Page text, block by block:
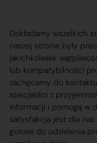
Dokładamy wszelkich
naszej stronie były
jakichkolwiek
lub kompatybilności
zachęcamy do
specjaliści z
informacji i pomogą w
satysfakcja jest dla
gotowi do udzielenia